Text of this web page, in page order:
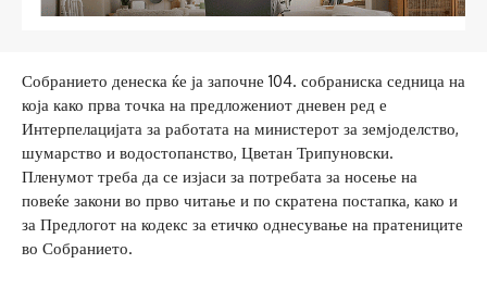
Собранието денеска ќе ја започне 104. собраниска седница на
која како прва точка на предложениот дневен ред е
Интерпелацијата за работата на министерот за земјоделство,
шумарство и водостопанство, Цветан Трипуновски.
Пленумот треба да се изјаси за потребата за носење на
повеќе закони во прво читање и по скратена постапка, како и
за Предлогот на кодекс за етичко однесување на пратениците
во Собранието.